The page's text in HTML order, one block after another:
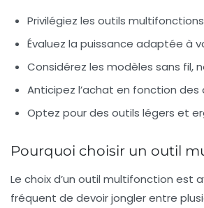
Privilégiez les outils
Évaluez la puissance adaptée à
Considérez les modèles sans fil,
Anticipez l’achat en fonction des
Optez pour des outils légers et
Pourquoi choisir un outil
Le choix d’un outil multifonction
fréquent de devoir jongler entre